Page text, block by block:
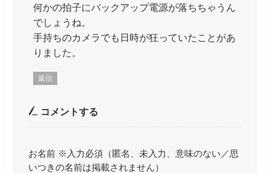
何かの拍子にバックアップ電源が落ちちゃうん
でしょうね。
手持ちのカメラでも日時が狂っていたことがあ
りました。
返信
コメントする
お名前 ※入力必須（匿名、未入力、意味のない／思
いつきの名前は掲載されません）